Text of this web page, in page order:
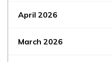
April 2026
March 2026